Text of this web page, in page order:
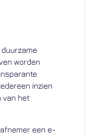
worden
inzien
van het
een e-